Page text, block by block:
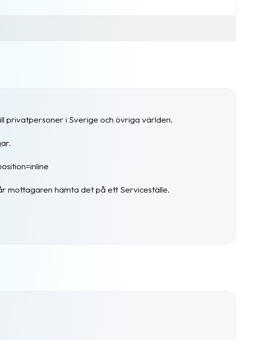
privatpersoner i Sverige och övriga världen.
mottagaren hämta det på ett Serviceställe.